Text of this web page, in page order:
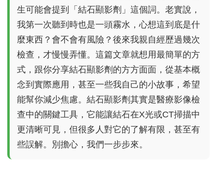
生可能會提到「結石顯影劑」這個詞。老實說，
我第一次聽到時也是一頭霧水，心想這到底是什
麼東西？會不會有風險？後來我親自經歷過幾次
檢查，才慢慢弄懂。這篇文章就想用最簡單的方
式，跟你分享結石顯影劑的方方面面，從基本概
念到實際應用，甚至一些我自己的小故事，希望
能幫你減少焦慮。結石顯影劑其實是醫療影像檢
查中的關鍵工具，它能讓結石在X光或CT掃描中
更清晰可見，但很多人對它的了解有限，甚至有
些誤解。別擔心，我們一步步來。